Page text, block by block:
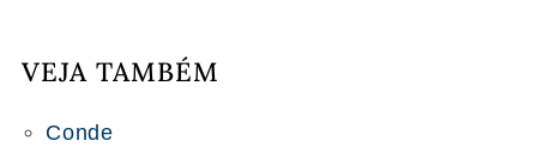
VEJA TAMBÉM
Conde